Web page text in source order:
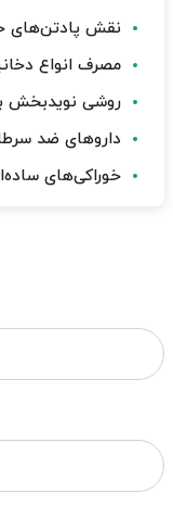
نقش پادتن‌های
مصرف انواع دخانیات عامل
روشی نویدبخش
داروهای ضد
خوراکی‌های